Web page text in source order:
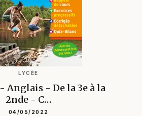
LYCÉE
Anglais - De la 3e à la
2nde - C…
04/05/2022